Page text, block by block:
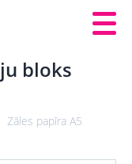
bloks
Zāles papīra A5